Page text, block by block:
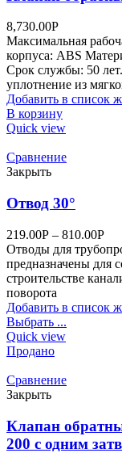
8,730.00Р
Максимальная
корпуса: ABS
Срок службы: 50
уплотнение из
Добавить в список
В корзину
Quick view
Сравнение
Закрыть
Отвод 30°
219.00Р – 810.00Р
Отводы для
предназначены для
строительстве
поворота
Добавить в список
Выбрать ...
Quick view
Продано
Сравнение
Закрыть
Клапан
200 с одним